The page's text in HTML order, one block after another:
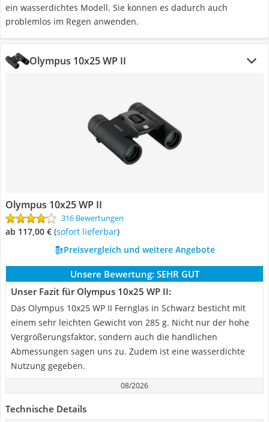
ein wasserdichtes Modell. Sie können es dadurch auch
problemlos im Regen anwenden.
Olympus 10x25 WP II
Olympus 10x25 WP II
316 Bewertungen
ab 117,00 € ( Sofort lieferbar)
Preisvergleich und weitere Angebote
Unsere Bewertung: SEHR GUT
Unser Fazit für Olympus 10x25 WP II:
Das Olympus 10x25 WP II Fernglas in Schwarz besticht mit
einem sehr leichten Gewicht von 285 g. Nicht nur der hohe
Vergrößerungsfaktor, sondern auch die handlichen
Abmessungen sagen uns zu. Zudem ist eine wasserdichte
Nutzung gegeben.
08/2026
Technische Details